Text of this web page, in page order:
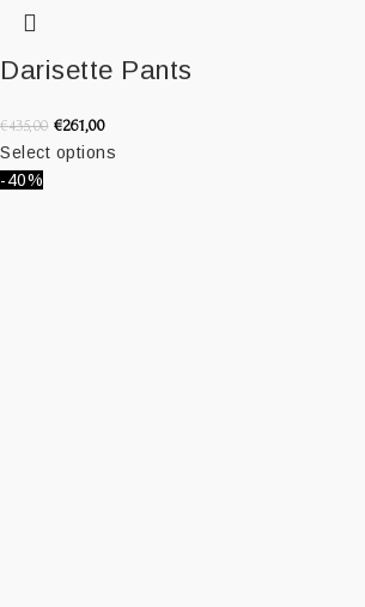
Darisette Pants
€435,00 €261,00
Select options
-40%